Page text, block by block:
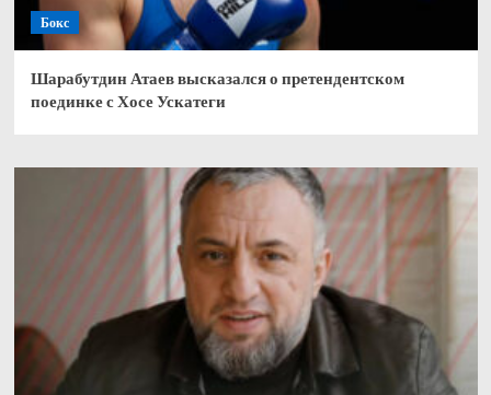
Бокс
Шарабутдин Атаев высказался о претендентском
поединке с Хосе Ускатеги